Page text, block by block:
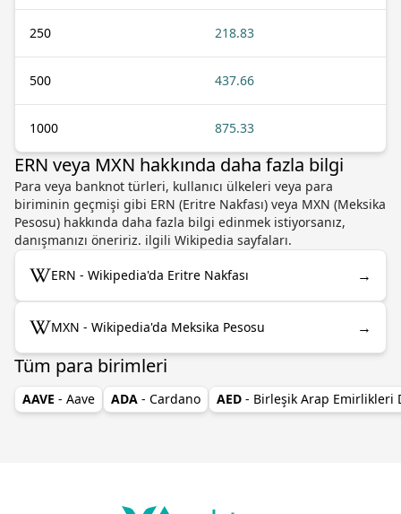
250 218.83
500 437.66
1000 875.33
ERN veya MXN hakkında daha fazla bilgi
Para veya banknot türleri, kullanıcı ülkeleri veya para
biriminin geçmişi gibi ERN (Eritre Nakfası) veya MXN (Meksika
Pesosu) hakkında daha fazla bilgi edinmek istiyorsanız,
danışmanızı öneririz. ilgili Wikipedia sayfaları.
ERN - Wikipedia'da Eritre Nakfası →
MXN - Wikipedia'da Meksika Pesosu →
Tüm para birimleri
AAVE - Aave ADA - Cardano AED - Birleşik Arap Emirlikleri